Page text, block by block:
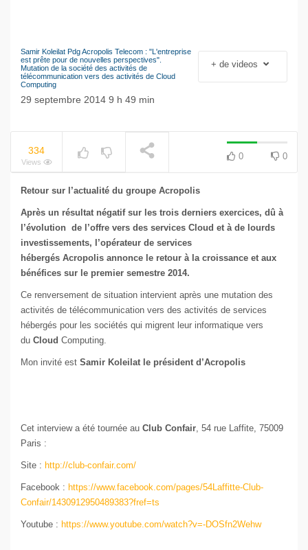
NOW PLAYING
Le séisme industriel
Samir Koleilat Pdg Acropolis Telecom : "L'entreprise
est prête pour de nouvelles perspectives".
Mutation de la société des activités de
télécommunication vers des activités de Cloud
Computing
29 septembre 2014 9 h 49 min
+ de videos
334
Views
0 0
Retour sur l’actualité du groupe Acropolis
Après un résultat négatif sur les trois derniers exercices, dû à
l’évolution de l’offre vers des services Cloud et à de lourds
investissements, l’opérateur de services
hébergés Acropolis annonce le retour à la croissance et aux
bénéfices sur le premier semestre 2014.
Ce renversement de situation intervient après une mutation des
activités de télécommunication vers des activités de services
hébergés pour les sociétés qui migrent leur informatique vers
du Cloud Computing.
Mon invité est Samir Koleilat le président d’Acropolis
Cet interview a été tournée au Club Confair, 54 rue Laffite, 75009
Paris :
Site : http://club-confair.com/
Facebook : https://www.facebook.com/pages/54Laffitte-Club-
Confair/1430912950489383?fref=ts
Youtube : https://www.youtube.com/watch?v=-DOSfn2Wehw